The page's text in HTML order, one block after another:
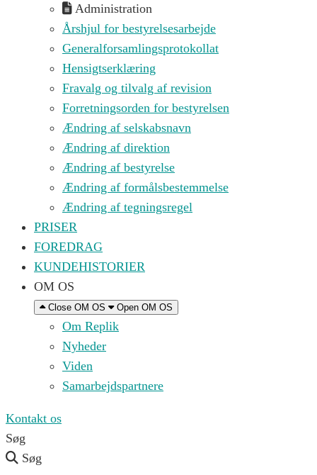
Administration
Årshjul for bestyrelsesarbejde
Generalforsamlingsprotokollat
Hensigtserklæring
Fravalg og tilvalg af revision
Forretningsorden for bestyrelsen
Ændring af selskabsnavn
Ændring af direktion
Ændring af bestyrelse
Ændring af formålsbestemmelse
Ændring af tegningsregel
PRISER
FOREDRAG
KUNDEHISTORIER
OM OS
Close OM OS Open OM OS
Om Replik
Nyheder
Viden
Samarbejdspartnere
Kontakt os
Søg
Søg